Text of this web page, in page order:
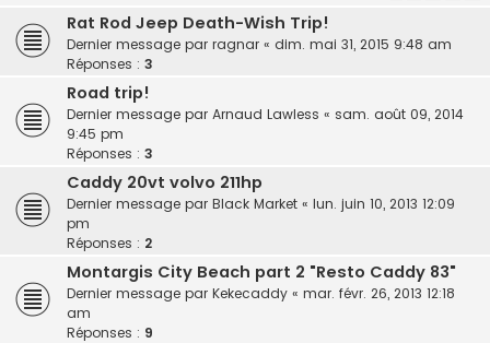
Rat Rod Jeep Death-Wish Trip!
Dernier message par ragnar « dim. mai 31, 2015 9:48 am
Réponses : 3
Road trip!
Dernier message par Arnaud Lawless « sam. août 09, 2014
9:45 pm
Réponses : 3
Caddy 20vt volvo 211hp
Dernier message par Black Market « lun. juin 10, 2013 12:09
pm
Réponses : 2
Montargis City Beach part 2 "Resto Caddy 83"
Dernier message par Kekecaddy « mar. févr. 26, 2013 12:18
am
Réponses : 9